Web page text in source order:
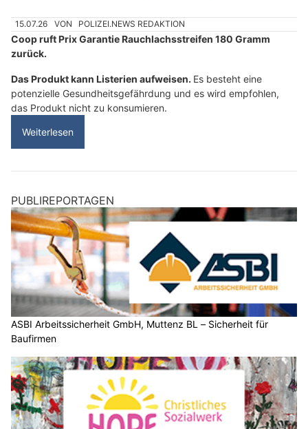
15.07.26 VON POLIZEI.NEWS REDAKTION
Coop ruft Prix Garantie Rauchlachsstreifen 180 Gramm
zurück.
Das Produkt kann Listerien aufweisen. Es besteht eine
potenzielle Gesundheitsgefährdung und es wird empfohlen,
das Produkt nicht zu konsumieren.
Weiterlesen
PUBLIREPORTAGEN
ASBI Arbeitssicherheit GmbH, Muttenz BL – Sicherheit für
Baufirmen